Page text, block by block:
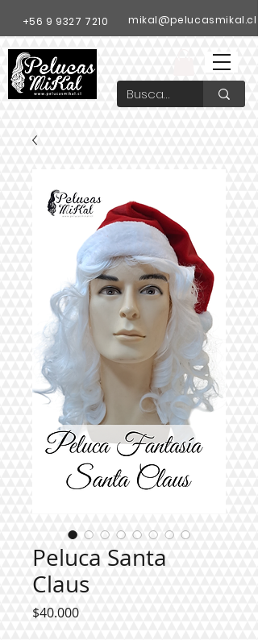
+56 9 9327 7210 mikal@pelucasmikal.cl
Peluca Santa
Claus
$40.000Precio